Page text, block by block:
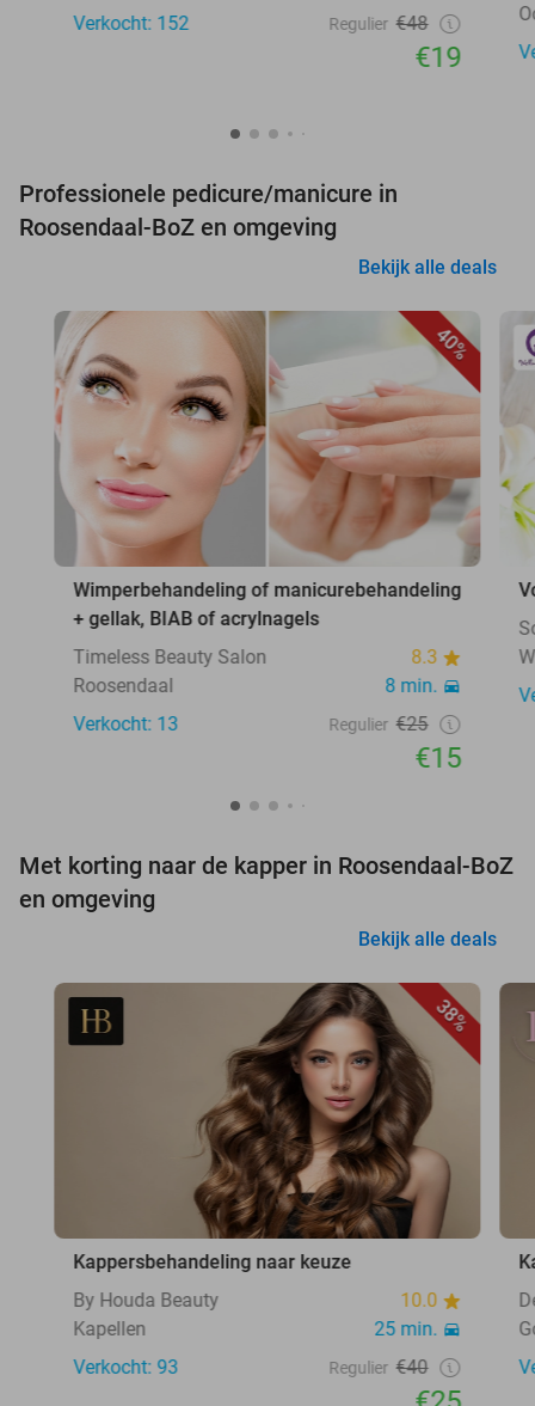
Verkocht: 152
Regulier €48
€19
Professionele pedicure/manicure in
Roosendaal-BoZ en omgeving
Bekijk alle deals
40%
Wimperbehandeling of manicurebehandeling
+ gellak, BIAB of acrylnagels
Timeless Beauty Salon
8.3
Roosendaal
8 min.
Verkocht: 13
Regulier €25
€15
Met korting naar de kapper in Roosendaal-BoZ
en omgeving
Bekijk alle deals
38%
Kappersbehandeling naar keuze
By Houda Beauty
10.0
Kapellen
25 min.
Verkocht: 93
Regulier €40